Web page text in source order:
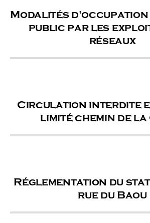
Modalités d’occupation
public par les
réseaux
Circulation interdite
limité chemin de
Réglementation du
rue du Baou